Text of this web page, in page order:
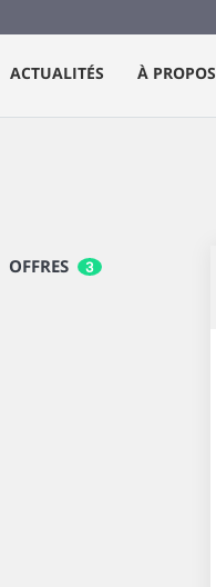
ACTUALITÉS À PROPOS
OFFRES 3